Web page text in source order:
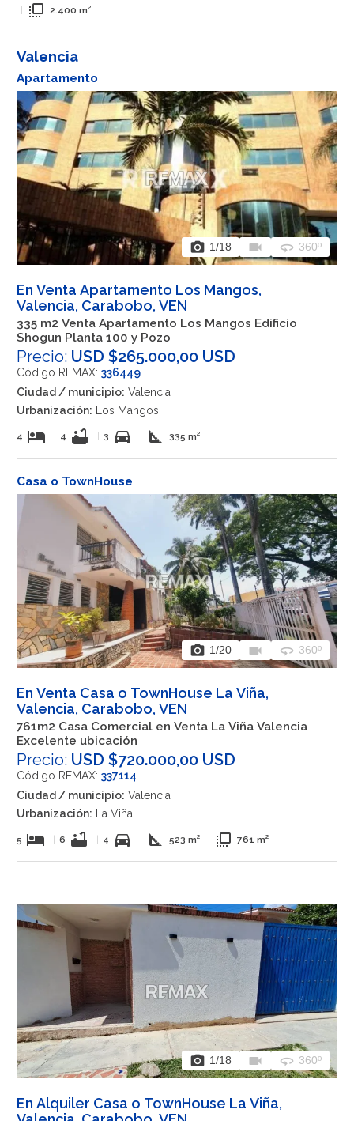
flip_to_front 2.400 m²
Valencia
Apartamento
photo_camera 1/18 videocam 360 360º
En Venta Apartamento Los Mangos,
Valencia, Carabobo, VEN
335 m2 Venta Apartamento Los Mangos Edificio
Shogun Planta 100 y Pozo
Precio: USD $265.000,00 USD
Código REMAX: 336449
Ciudad / municipio: Valencia
Urbanización: Los Mangos
4 hotel 4 bathtub 3 directions_car square_foot 335 m²
Casa o TownHouse
photo_camera 1/20 videocam 360 360º
En Venta Casa o TownHouse La Viña,
Valencia, Carabobo, VEN
761m2 Casa Comercial en Venta La Viña Valencia
Excelente ubicación
Precio: USD $720.000,00 USD
Código REMAX: 337114
Ciudad / municipio: Valencia
Urbanización: La Viña
5 hotel 6 bathtub 4 directions_car square_foot 523 m² flip_to_front 761 m²
photo_camera 1/18 videocam 360 360º
En Alquiler Casa o TownHouse La Viña,